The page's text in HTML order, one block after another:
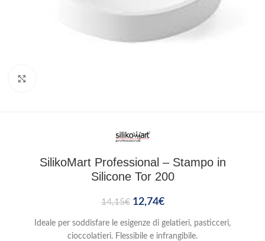
SilikoMart Professional – Stampo in
Silicone Tor 200
14,15€ 12,74€
Ideale per soddisfare le esigenze di gelatieri, pasticceri,
cioccolatieri. Flessibile e infrangibile.